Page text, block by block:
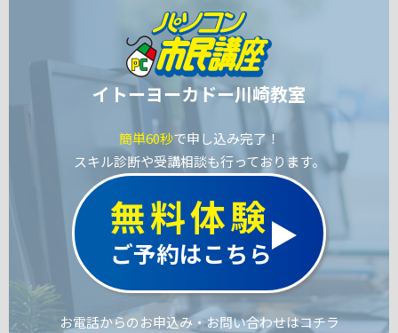
イトーヨーカドー川崎教室
簡単60秒で申し込み完了！
スキル診断や受講相談も行っております。
無料体験
ご予約はこちら
お電話からのお申込み・お問い合わせはコチラ